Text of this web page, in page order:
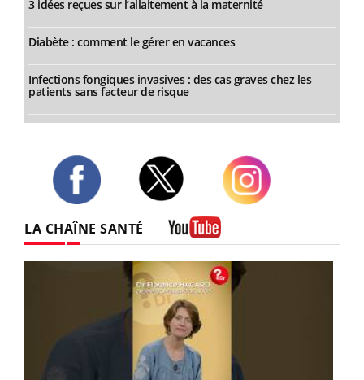
3 idées reçues sur l’allaitement à la maternité
Diabète : comment le gérer en vacances
Infections fongiques invasives : des cas graves chez les
patients sans facteur de risque
LA CHAÎNE SANTÉ